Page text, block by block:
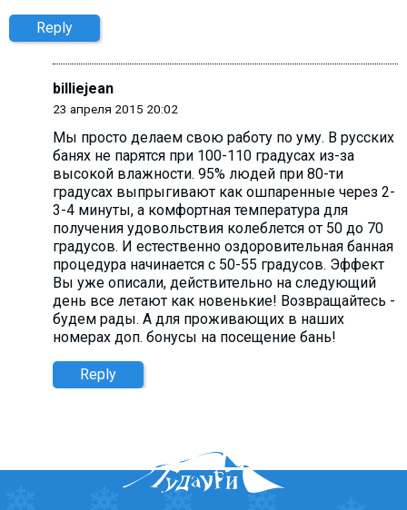
Reply
billiejean
23 апреля 2015 20:02
Мы просто делаем свою работу по уму. В русских
банях не парятся при 100-110 градусах из-за
высокой влажности. 95% людей при 80-ти
градусах выпрыгивают как ошпаренные через 2-
3-4 минуты, а комфортная температура для
получения удовольствия колеблется от 50 до 70
градусов. И естественно оздоровительная банная
процедура начинается с 50-55 градусов. Эффект
Вы уже описали, действительно на следующий
день все летают как новенькие! Возвращайтесь -
будем рады. А для проживающих в наших
номерах доп. бонусы на посещение бань!
Reply